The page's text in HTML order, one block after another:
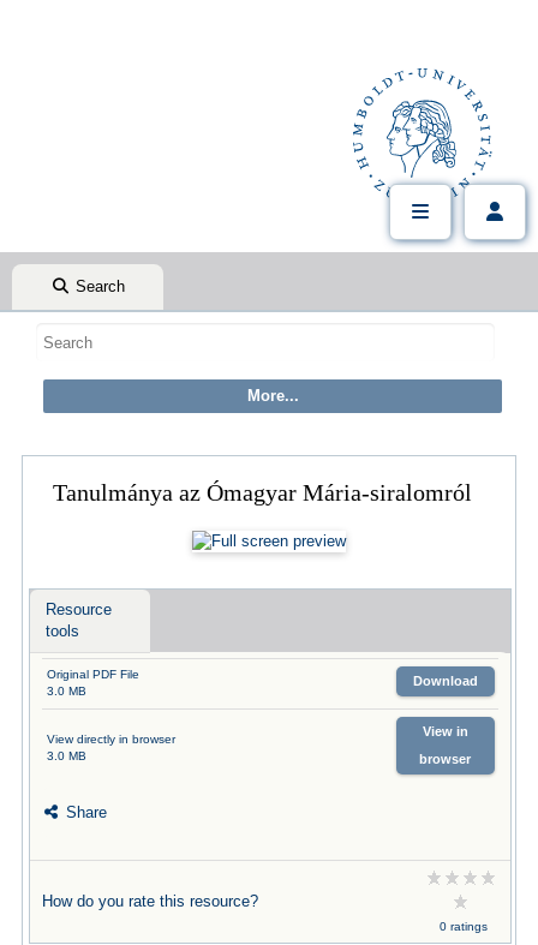
Search
Tanulmánya az Ómagyar Mária-siralomról
Resource
tools
Original PDF File
3.0 MB
Download
View directly in browser
3.0 MB
View in
browser
Share
How do you rate this resource?
0 ratings